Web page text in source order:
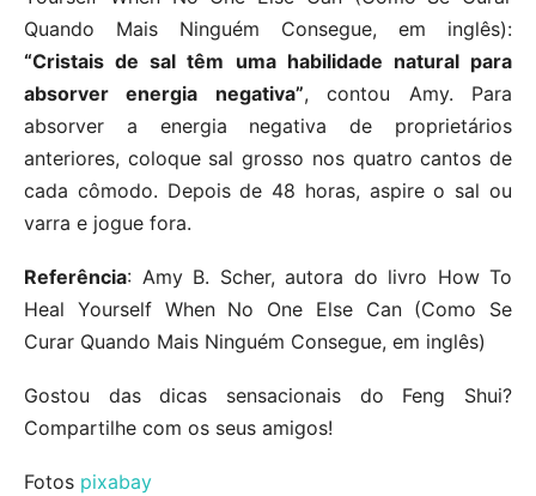
Quando Mais Ninguém Consegue, em inglês):
“Cristais de sal têm uma habilidade natural para
absorver energia negativa”, contou Amy. Para
absorver a energia negativa de proprietários
anteriores, coloque sal grosso nos quatro cantos de
cada cômodo. Depois de 48 horas, aspire o sal ou
varra e jogue fora.
Referência: Amy B. Scher, autora do livro How To
Heal Yourself When No One Else Can (Como Se
Curar Quando Mais Ninguém Consegue, em inglês)
Gostou das dicas sensacionais do Feng Shui?
Compartilhe com os seus amigos!
Fotos pixabay